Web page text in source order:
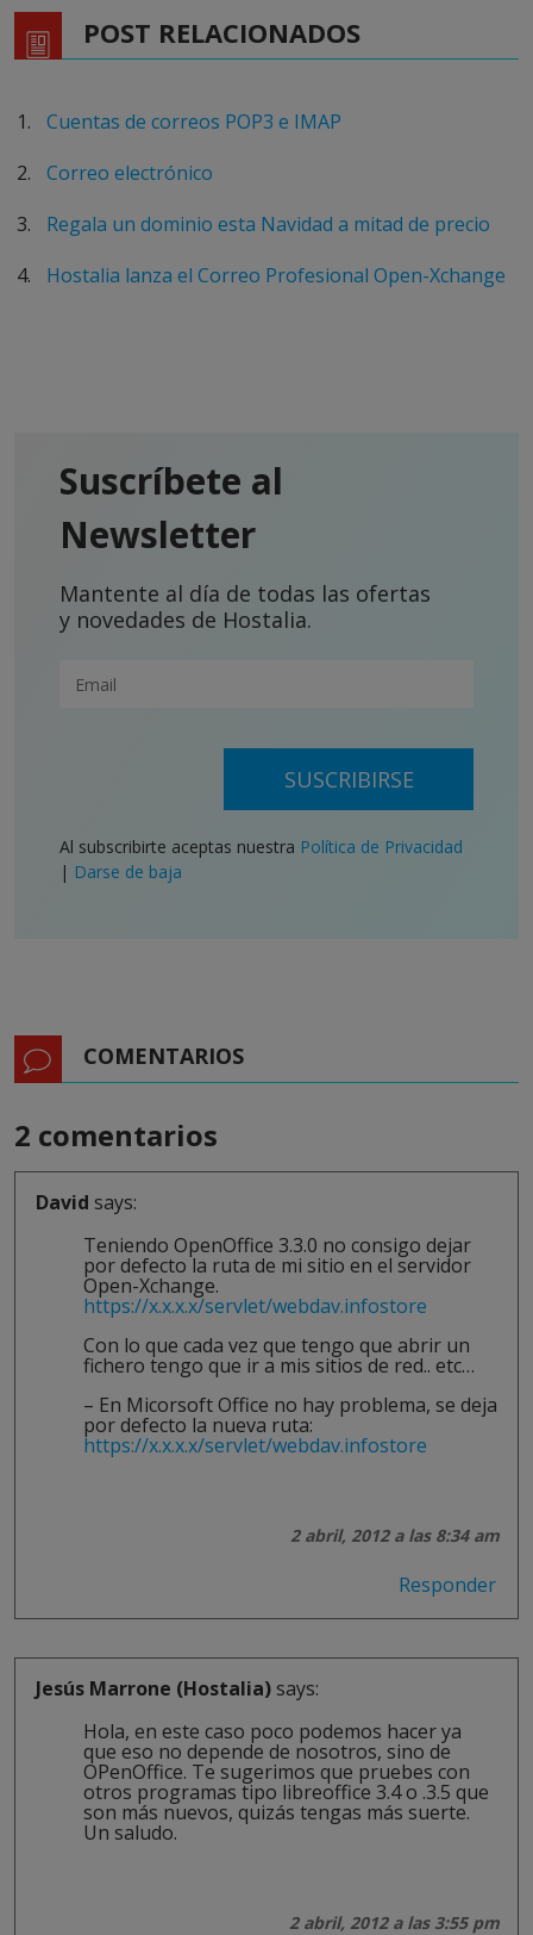
POST RELACIONADOS
Cuentas de correos POP3 e IMAP
Correo electrónico
Regala un dominio esta Navidad a mitad de precio
Hostalia lanza el Correo Profesional Open-Xchange
Suscríbete al
Newsletter
Mantente al día de todas las ofertas
y novedades de Hostalia.
SUSCRIBIRSE
Al subscribirte aceptas nuestra Política de Privacidad
| Darse de baja
COMENTARIOS
2 comentarios
David says:
2 abril, 2012 a las 8:34 am
Teniendo OpenOffice 3.3.0 no consigo dejar
por defecto la ruta de mi sitio en el servidor
Open-Xchange.
https://x.x.x.x/servlet/webdav.infostore
Con lo que cada vez que tengo que abrir un
fichero tengo que ir a mis sitios de red.. etc…
– En Micorsoft Office no hay problema, se deja
por defecto la nueva ruta:
https://x.x.x.x/servlet/webdav.infostore
Responder
Jesús Marrone (Hostalia)says:
2 abril, 2012 a las 3:55 pm
Hola, en este caso poco podemos hacer ya
que eso no depende de nosotros, sino de
OPenOffice. Te sugerimos que pruebes con
otros programas tipo libreoffice 3.4 o .3.5 que
son más nuevos, quizás tengas más suerte.
Un saludo.